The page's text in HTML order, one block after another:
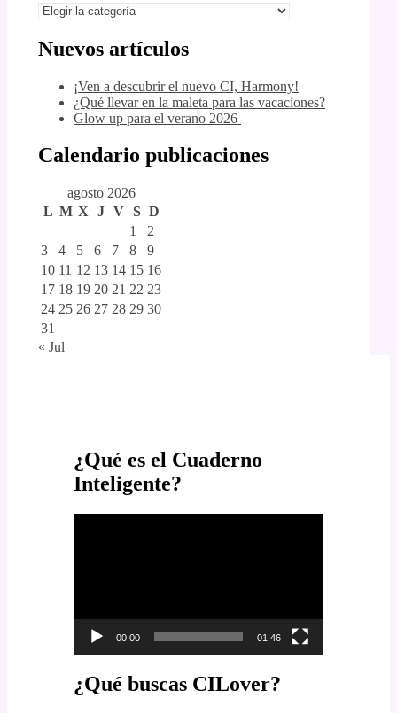
Categorías
Nuevos artículos
¡Ven a descubrir el nuevo CI, Harmony!
¿Qué llevar en la maleta para las vacaciones?
Glow up para el verano 2026
Calendario publicaciones
agosto 2026
L M X J V S D
1
2
3
4 5 6 7 8
9
10 11 12 13 14 15 16
17 18 19 20 21 22 23
24 25 26 27 28 29 30
31
« Jul
¿Qué es el Cuaderno
Inteligente?
00:00 01:46
¿Qué buscas CILover?